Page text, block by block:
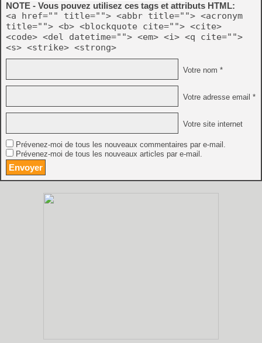
NOTE - Vous pouvez utilisez ces tags et attributs HTML:
<a href="" title=""> <abbr title=""> <acronym
title=""> <b> <blockquote cite=""> <cite>
<code> <del datetime=""> <em> <i> <q cite="">
<s> <strike> <strong>
Votre nom *
Votre adresse email *
Votre site internet
Prévenez-moi de tous les nouveaux commentaires par e-mail.
Prévenez-moi de tous les nouveaux articles par e-mail.